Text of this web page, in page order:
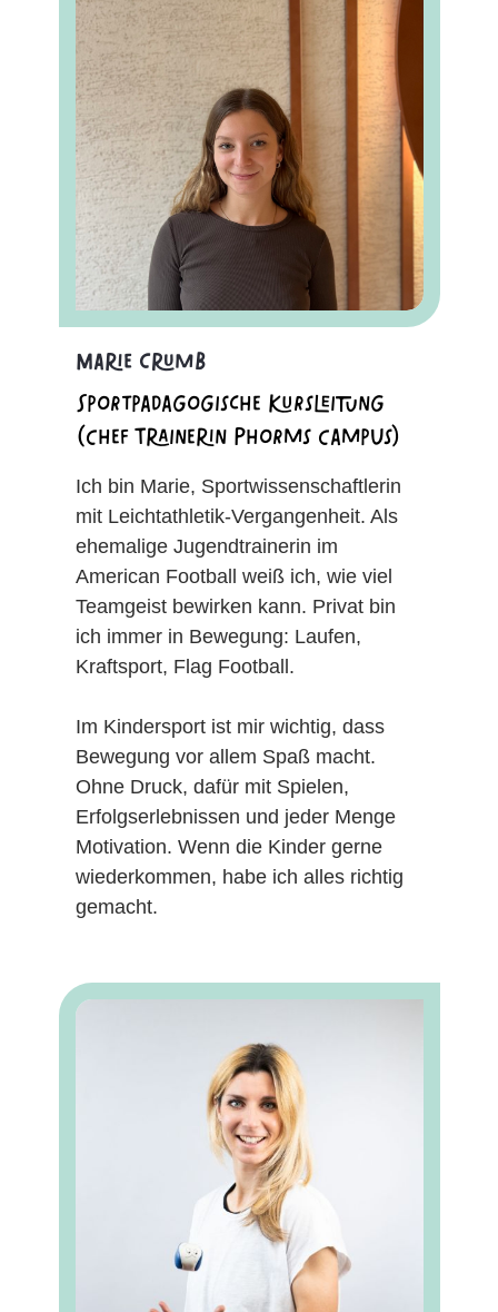
Marie Crumb
Sportpädagogische Kursleitung
(Chef Trainerin Phorms Campus)
Ich bin Marie, Sportwissenschaftlerin
mit Leichtathletik-Vergangenheit. Als
ehemalige Jugendtrainerin im
American Football weiß ich, wie viel
Teamgeist bewirken kann. Privat bin
ich immer in Bewegung: Laufen,
Kraftsport, Flag Football.
Im Kindersport ist mir wichtig, dass
Bewegung vor allem Spaß macht.
Ohne Druck, dafür mit Spielen,
Erfolgserlebnissen und jeder Menge
Motivation. Wenn die Kinder gerne
wiederkommen, habe ich alles richtig
gemacht.